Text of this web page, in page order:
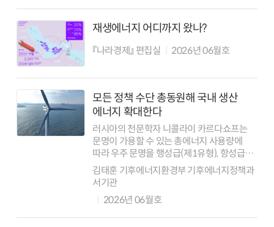
재생에너지 어디까지 왔나?
『나라경제』 편집실 2026년 06월호
모든 정책 수단 총동원해 국내 생산
에너지 확대한다
러시아의 천문학자 니콜라이 카르다쇼프는
문명이 가용할 수 있는 총에너지 사용량에
따라 우주 문명을 행성급(제1유형), 항성급
(제2유형), 은하급(제3유형)으로 분류하는
카르다쇼프 척도(Kardashev scale)를
제안한 바 있다. 이 척도의 기저에는 ...
김태훈 기후에너지환경부 기후에너지정책과
서기관
2026년 06월호